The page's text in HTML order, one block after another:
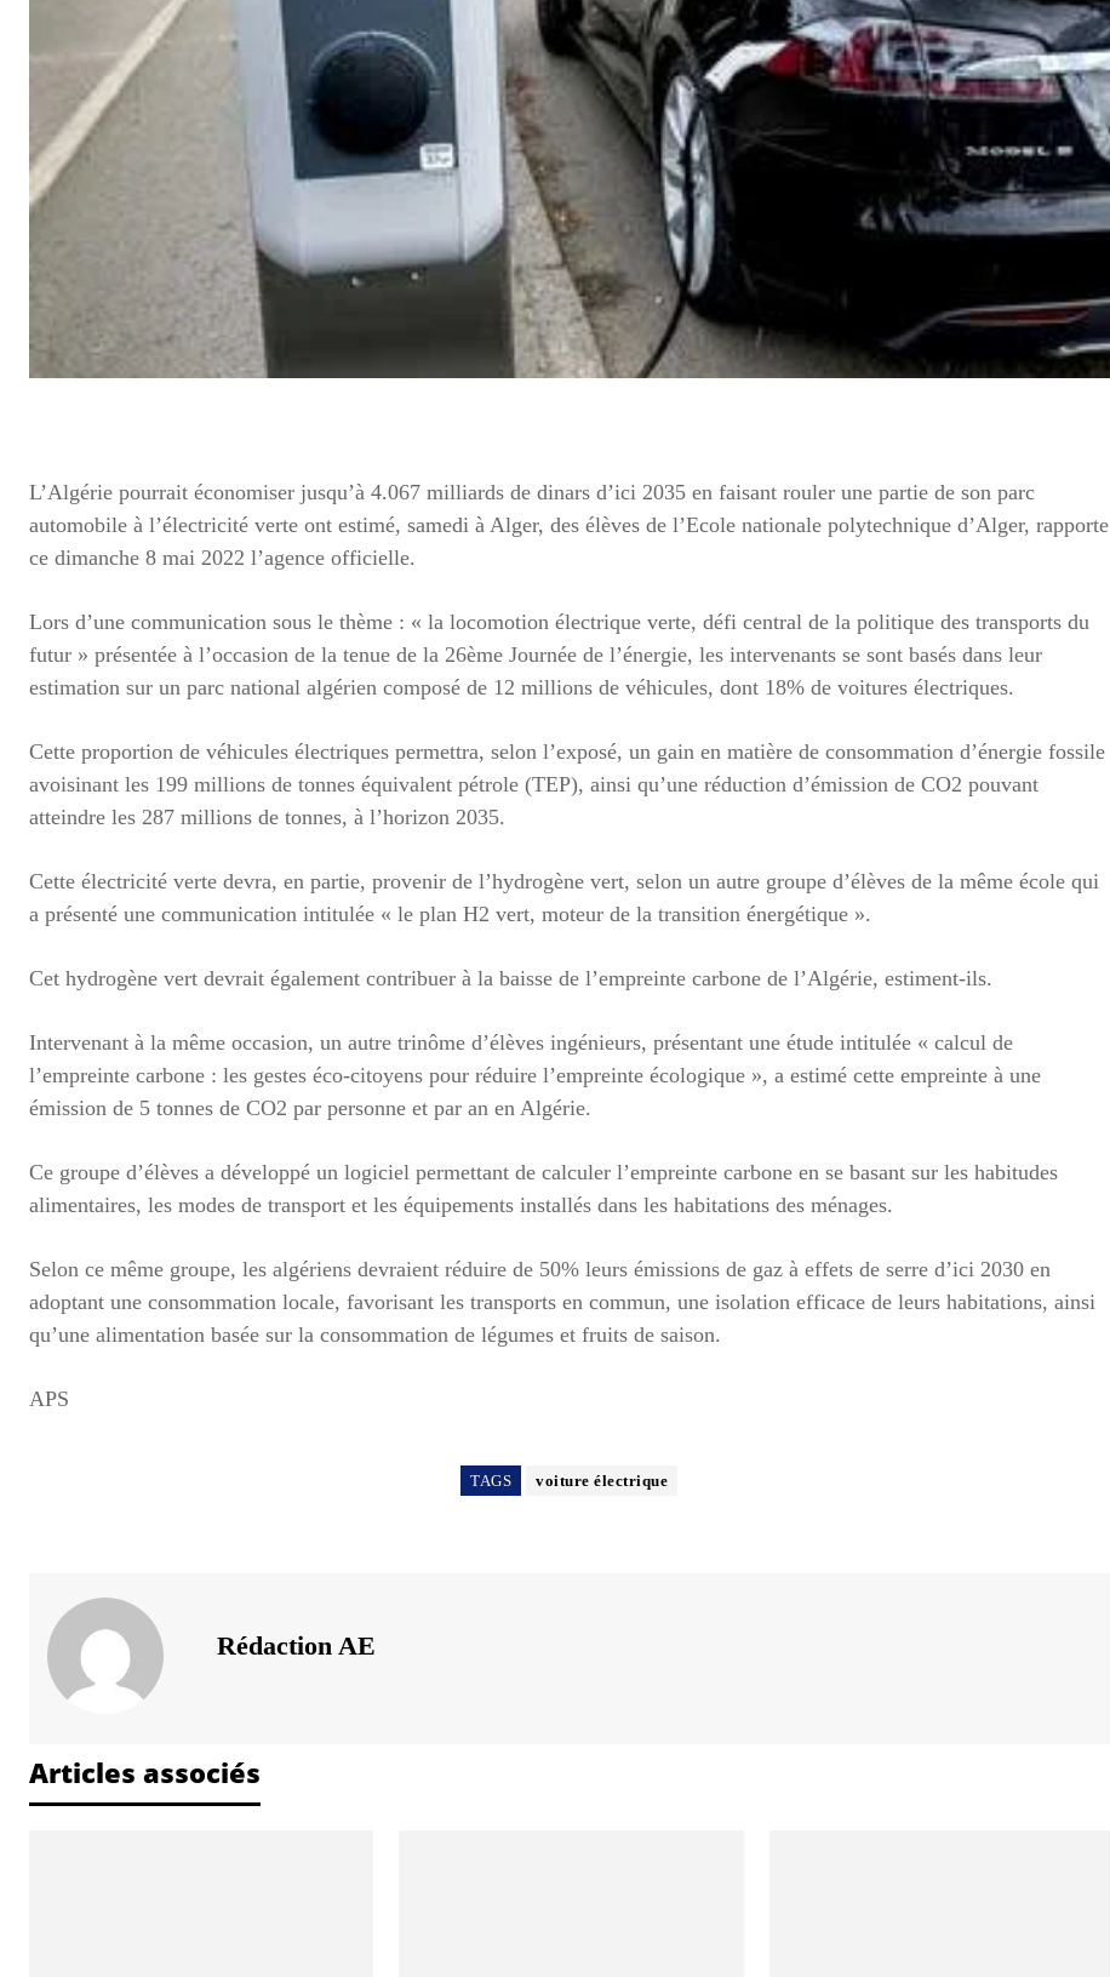
L’Algérie pourrait économiser jusqu’à 4.067 milliards de dinars d’ici 2035 en faisant rouler une partie de son parc
automobile à l’électricité verte ont estimé, samedi à Alger, des élèves de l’Ecole nationale polytechnique d’Alger, rapporte
ce dimanche 8 mai 2022 l’agence officielle.
Lors d’une communication sous le thème : « la locomotion électrique verte, défi central de la politique des transports du
futur » présentée à l’occasion de la tenue de la 26ème Journée de l’énergie, les intervenants se sont basés dans leur
estimation sur un parc national algérien composé de 12 millions de véhicules, dont 18% de voitures électriques.
Cette proportion de véhicules électriques permettra, selon l’exposé, un gain en matière de consommation d’énergie fossile
avoisinant les 199 millions de tonnes équivalent pétrole (TEP), ainsi qu’une réduction d’émission de CO2 pouvant
atteindre les 287 millions de tonnes, à l’horizon 2035.
Cette électricité verte devra, en partie, provenir de l’hydrogène vert, selon un autre groupe d’élèves de la même école qui
a présenté une communication intitulée « le plan H2 vert, moteur de la transition énergétique ».
Cet hydrogène vert devrait également contribuer à la baisse de l’empreinte carbone de l’Algérie, estiment-ils.
Intervenant à la même occasion, un autre trinôme d’élèves ingénieurs, présentant une étude intitulée « calcul de
l’empreinte carbone : les gestes éco-citoyens pour réduire l’empreinte écologique », a estimé cette empreinte à une
émission de 5 tonnes de CO2 par personne et par an en Algérie.
Ce groupe d’élèves a développé un logiciel permettant de calculer l’empreinte carbone en se basant sur les habitudes
alimentaires, les modes de transport et les équipements installés dans les habitations des ménages.
Selon ce même groupe, les algériens devraient réduire de 50% leurs émissions de gaz à effets de serre d’ici 2030 en
adoptant une consommation locale, favorisant les transports en commun, une isolation efficace de leurs habitations, ainsi
qu’une alimentation basée sur la consommation de légumes et fruits de saison.
APS
TAGS voiture électrique
Rédaction AE
Articles associés